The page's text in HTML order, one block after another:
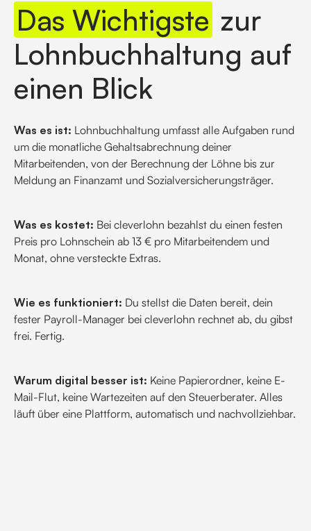
Das Wichtigste zur
Lohnbuchhaltung auf
einen Blick
Was es ist: Lohnbuchhaltung umfasst alle Aufgaben rund
um die monatliche Gehaltsabrechnung deiner
Mitarbeitenden, von der Berechnung der Löhne bis zur
Meldung an Finanzamt und Sozialversicherungsträger.
Was es kostet: Bei cleverlohn bezahlst du einen festen
Preis pro Lohnschein ab 13 € pro Mitarbeitendem und
Monat, ohne versteckte Extras.
Wie es funktioniert: Du stellst die Daten bereit, dein
fester Payroll-Manager bei cleverlohn rechnet ab, du gibst
frei. Fertig.
Warum digital besser ist: Keine Papierordner, keine E-
Mail-Flut, keine Wartezeiten auf den Steuerberater. Alles
läuft über eine Plattform, automatisch und nachvollziehbar.